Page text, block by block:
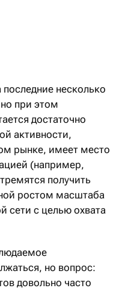
несколько
при этом
достаточно
активности,
рынке, имеет место
(например,
получить
ростом масштаба
сети с целью охвата
но вопрос:
довольно часто